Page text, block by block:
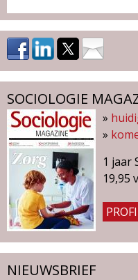
n
a
'
s
SOCIOLOGIE
»
»
1 jaar
19,95
NIEUWSBRIEF